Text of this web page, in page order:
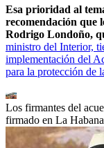
Esa prioridad al
recomendación que
Rodrigo Londoño,
ministro del Interior,
implementación del
para la protección de
Los firmantes del
firmado en La